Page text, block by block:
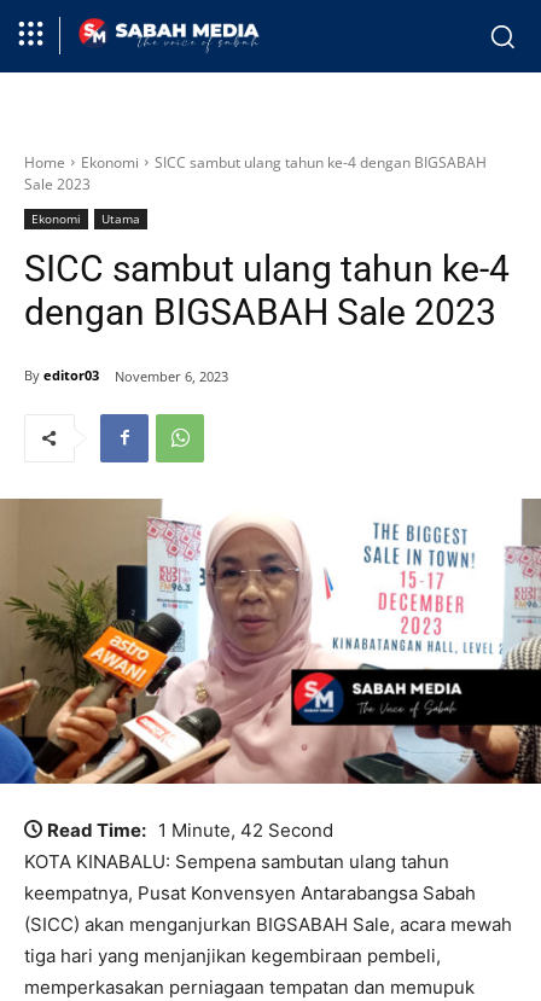
Home Ekonomi
SICC sambut ulang tahun ke-4 dengan BIGSABAH
Sale 2023
Ekonomi Utama
SICC sambut ulang tahun ke-4
dengan BIGSABAH Sale 2023
By editor03 November 6, 2023
Read Time: 1 Minute, 42 Second
KOTA KINABALU: Sempena sambutan ulang tahun
keempatnya, Pusat Konvensyen Antarabangsa Sabah
(SICC) akan menganjurkan BIGSABAH Sale, acara mewah
tiga hari yang menjanjikan kegembiraan pembeli,
memperkasakan perniagaan tempatan dan memupuk